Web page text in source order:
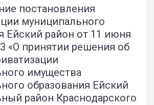
постановления
муниципального
Ейский район от 11 июня
«О принятии решения об
имущества
образования Ейский
район Краснодарского